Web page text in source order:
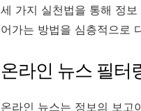
세 가지 실천법을 통해 정
어가는 방법을 심층적으로
온라인 뉴스 필터
온라인 뉴스는 정보의 보고